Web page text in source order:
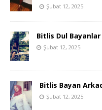
Şubat 12, 2025
Bitlis Dul Bayanlar
Şubat 12, 2025
Bitlis Bayan
Şubat 12, 2025